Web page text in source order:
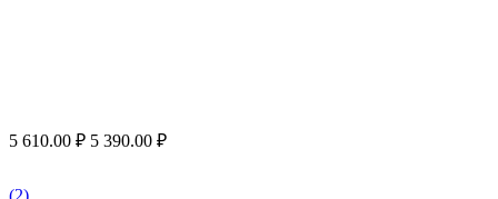
5 610.00 ₽ 5 390.00 ₽
(2)